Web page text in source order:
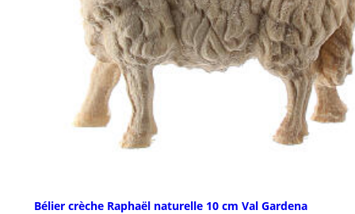
Bélier crèche Raphaël naturelle 10 cm Val Gardena